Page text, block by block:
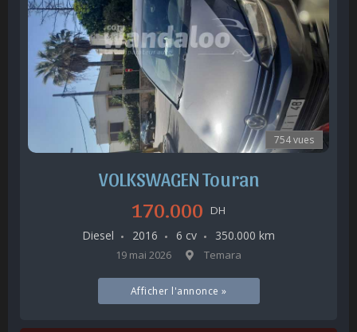
754 vues
VOLKSWAGEN Touran
170.000 DH
Diesel 2016 6 cv 350.000 km
19 mai 2026 Temara
Afficher l'annonce »